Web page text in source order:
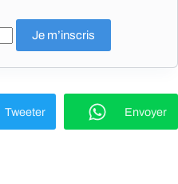
Tweeter Envoyer